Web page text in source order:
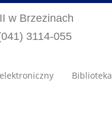
w Brzezinach
3114-055
Biblioteka